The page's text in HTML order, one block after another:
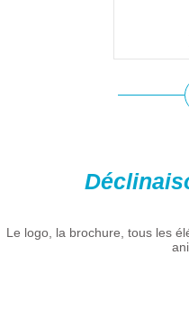
Le logo, la brochure, tous les